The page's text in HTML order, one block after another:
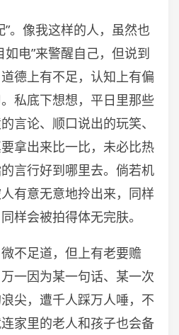
”。像我这样的人，虽然也
如电”来警醒自己，但说到
德上有不足，认知上有偏
私底下想想，平日里那些
言论、顺口说出的玩笑、
拿出来比一比，未必比热
言行好到哪里去。倘若机
有意无意地拎出来，同样
样会被拍得体无完肤。
不足道，但上有老要赡
一因为某一句话、某一次
尖，遭千人踩万人唾，不
家里的老人和孩子也会备